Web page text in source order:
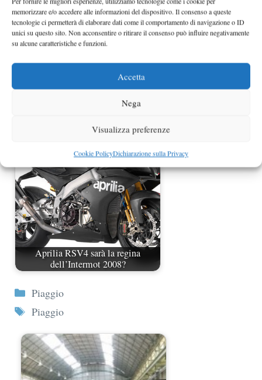
memorizzare e/o accedere alle informazioni del dispositivo. Il consenso a queste
tecnologie ci permetterà di elaborare dati come il comportamento di navigazione o ID
unici su questo sito. Non acconsentire o ritirare il consenso può influire negativamente
su alcune caratteristiche e funzioni.
Accetta
Nega
Visualizza preferenze
Cookie PolicyDichiarazione sulla Privacy
Aprilia RSV4 sarà la regina
dell’Intermot 2008?
Categorie
Piaggio
Tag
Piaggio